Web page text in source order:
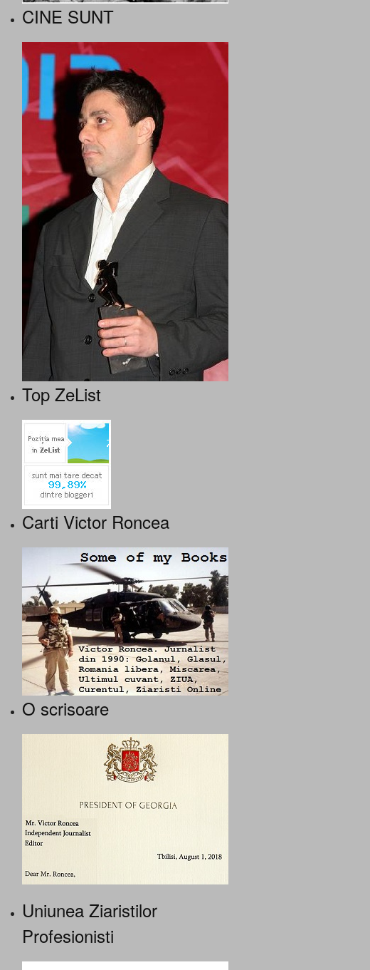
CINE SUNT
Top ZeList
Carti Victor Roncea
O scrisoare
Uniunea Ziaristilor
Profesionisti